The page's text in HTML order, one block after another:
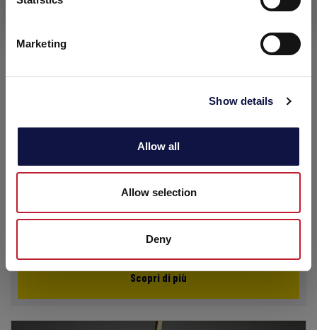
Marketing
Show details
Allow all
Allow selection
Deny
Ho capito
Impianti & Attrezzature
Scopri di più